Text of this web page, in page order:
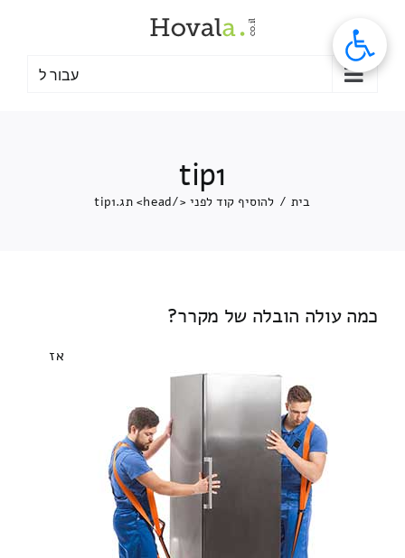
עבור ל
tip1
בית / להוסיף קוד לפני </head> תג. tip1
כמה עולה הובלה של מקרר?
אז